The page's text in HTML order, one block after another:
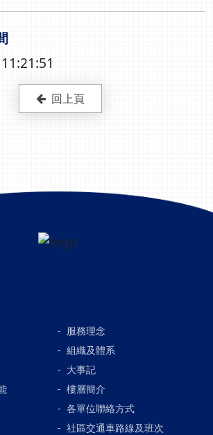
回上頁
服務理念
組織及體系
大事記
樓層簡介
各單位聯絡方式
社區交通車路線及班次